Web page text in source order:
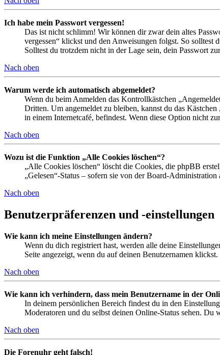
Ich habe mein Passwort vergessen!
Das ist nicht schlimm! Wir können dir zwar dein altes
vergessen“ klickst und den Anweisungen folgst. So solltest
Solltest du trotzdem nicht in der Lage sein, dein Passwort
Nach oben
Warum werde ich automatisch abgemeldet?
Wenn du beim Anmelden das Kontrollkästchen
Dritten. Um angemeldet zu bleiben, kannst du das
in einem Internetcafé, befindest. Wenn diese Option nicht
Nach oben
Wozu ist die Funktion „Alle Cookies löschen“?
„Alle Cookies löschen“ löscht die Cookies, die phpBB
„Gelesen“-Status – sofern sie von der Board-
Nach oben
Benutzerpräferenzen und -einstellungen
Wie kann ich meine Einstellungen ändern?
Wenn du dich registriert hast, werden alle deine
Seite angezeigt, wenn du auf deinen Benutzernamen
Nach oben
Wie kann ich verhindern, dass mein Benutzername in der
In deinem persönlichen Bereich findest du in den
Moderatoren und du selbst deinen Online-Status sehen. Du
Nach oben
Die Forenuhr geht falsch!